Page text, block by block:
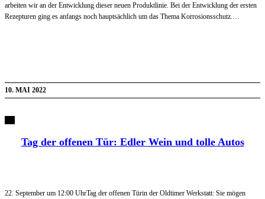
arbeiten wir an der Entwicklung dieser neuen Produktlinie. Bei der Entwicklung der ersten
Rezepturen ging es anfangs noch hauptsächlich um das Thema Korrosionsschutz.…
10. MAI 2022
Tag der offenen Tür: Edler Wein und tolle Autos
22. September um 12:00 UhrTag der offenen Türin der Oldtimer Werkstatt: Sie mögen